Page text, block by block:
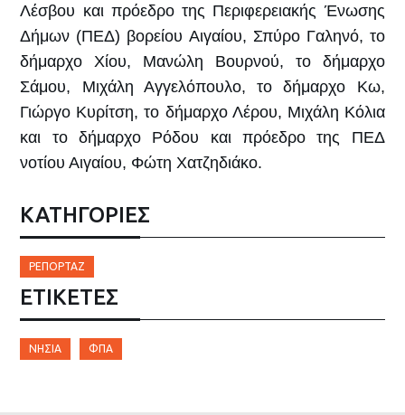
Λέσβου και πρόεδρο της Περιφερειακής Ένωσης
Δήμων (ΠΕΔ) βορείου Αιγαίου, Σπύρο Γαληνό, το
δήμαρχο Χίου, Μανώλη Βουρνού, το δήμαρχο
Σάμου, Μιχάλη Αγγελόπουλο, το δήμαρχο Κω,
Γιώργο Κυρίτση, το δήμαρχο Λέρου, Μιχάλη Κόλια
και το δήμαρχο Ρόδου και πρόεδρο της ΠΕΔ
νοτίου Αιγαίου, Φώτη Χατζηδιάκο.
ΚΑΤΗΓΟΡΙΕΣ
ΡΕΠΟΡΤΆΖ
ΕΤΙΚΈΤΕΣ
ΝΗΣΙΆ ΦΠΑ